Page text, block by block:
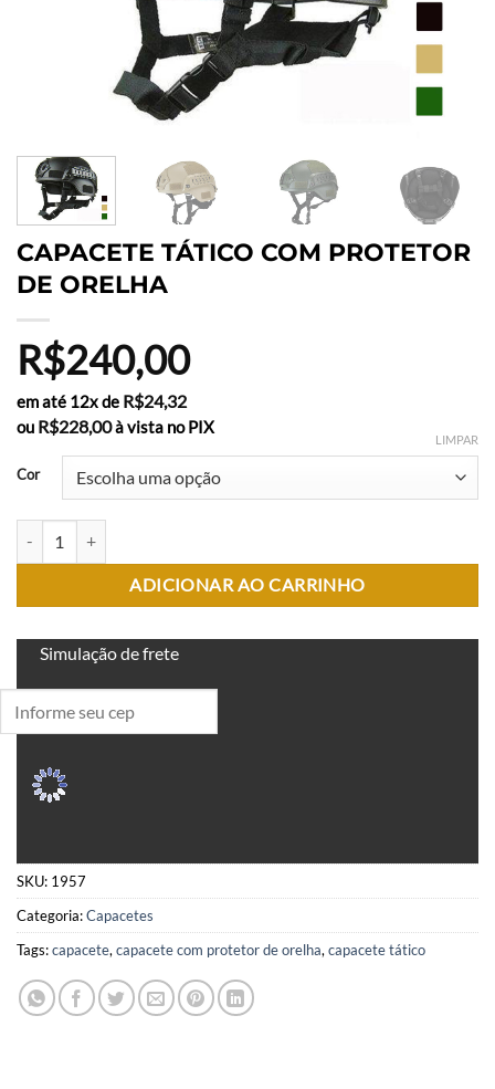
CAPACETE TÁTICO COM PROTETOR
DE ORELHA
R$240,00
em até 12x de R$24,32
ou R$228,00à vista no PIX
Cor
LIMPAR
ADICIONAR AO CARRINHO
Simulação de frete
SKU: 1957
Categoria:Capacetes
Tags:capacete, capacete com protetor de orelha, capacete tático